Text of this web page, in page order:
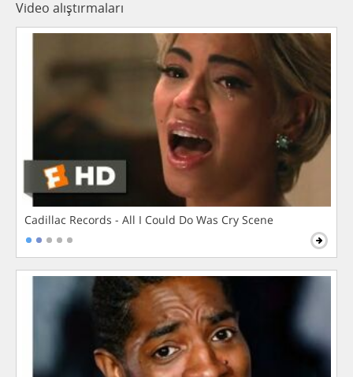
Video alıştırmaları
Cadillac Records - All I Could Do Was Cry Scene